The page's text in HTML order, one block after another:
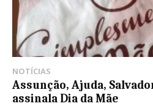
NOTÍCIAS
Assunção, Ajuda,
assinala Dia da Mãe